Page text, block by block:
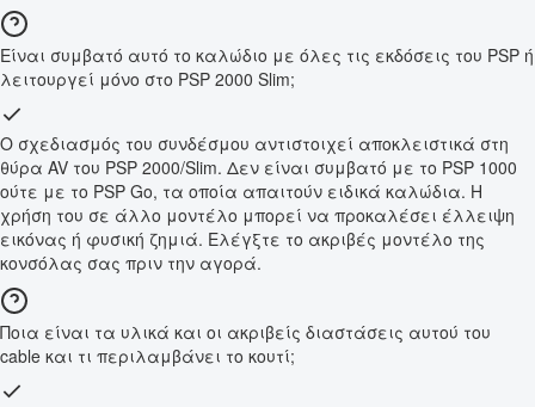
Είναι συμβατό αυτό το καλώδιο με όλες τις εκδόσεις του PSP ή
λειτουργεί μόνο στο PSP 2000 Slim;
Ο σχεδιασμός του συνδέσμου αντιστοιχεί αποκλειστικά στη
θύρα AV του PSP 2000/Slim. Δεν είναι συμβατό με το PSP 1000
ούτε με το PSP Go, τα οποία απαιτούν ειδικά καλώδια. Η
χρήση του σε άλλο μοντέλο μπορεί να προκαλέσει έλλειψη
εικόνας ή φυσική ζημιά. Ελέγξτε το ακριβές μοντέλο της
κονσόλας σας πριν την αγορά.
Ποια είναι τα υλικά και οι ακριβείς διαστάσεις αυτού του
cable και τι περιλαμβάνει το κουτί;